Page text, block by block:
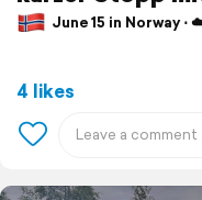
June 15 in Norway ⋅
4 likes